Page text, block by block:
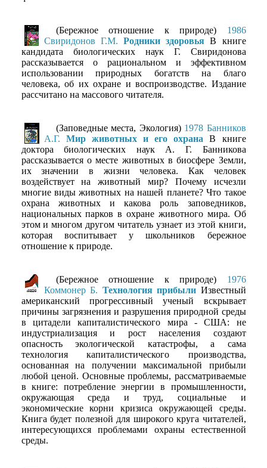
(Бережное отношение к природе) 1986
Свиридонов Г.М. Родники здоровья В книге
кандидата биологических наук Г. Свиридонова
рассказывается о рациональном и эффективном
использовании природных богатств на благо
человека, об их охране и воспроизводстве. Издание
рассчитано на массового читателя.
(Заповедные места, Экология) 1978 Банников
А.Г. Мир животных и его охрана В книге
доктора биологических наук А. Г. Банникова
рассказывается о месте животных в биосфере Земли,
их значении в жизни человека. Как человек
воздействует на животный мир? Почему исчезли
многие виды животных на нашей планете? Что такое
охрана животных и какова роль заповедников,
национальных парков в охране животного мира. Об
этом и многом другом читатель узнает из этой книги,
которая воспитывает у школьников бережное
отношение к природе.
(Бережное отношение к природе) 1976
Коммонер Б. Технология прибыли Известный
американский прогрессивный ученый вскрывает
причины загрязнения и разрушения природной среды
в цитадели капиталистического мира - США: не
индустриализация и рост населения создают
опасность экологической катастрофы, а сама
технология капиталистического производства,
основанная на получении максимальной прибыли
любой ценой. Основные проблемы, рассматриваемые
в книге: потребление энергии в промышленности,
окружающая среда и труд, социальные и
экономические корни кризиса окружающей среды.
Книга будет полезной для широкого круга читателей,
интересующихся проблемами охраны естественной
среды.